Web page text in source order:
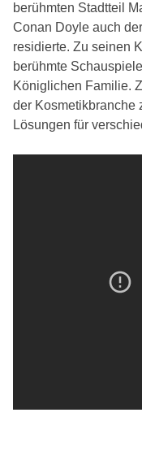
berühmten Stadtteil
Conan Doyle auch
residierte. Zu seinen
berühmte
Königlichen Familie.
der Kosmetikbranche
Lösungen für